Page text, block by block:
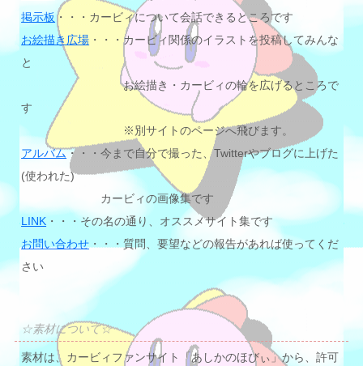
掲示板・・・カービィについて会話できるところです
お絵描き広場 ・・・カービィ関係のイラストを投稿してみんな
と
お絵描き・カービィの輪を広げるところで
す
※別サイトのページへ飛びます。
アルバム・・・今まで自分で撮った、Twitterやブログに上げた
(使われた)
カービィの画像集です
LINK ・・・その名の通り、オススメサイト集です
お問い合わせ ・・・質問、要望などの報告があれば使ってくだ
さい
☆素材について☆
素材は、カービィファンサイト「あしかのほびぃ」から、許可